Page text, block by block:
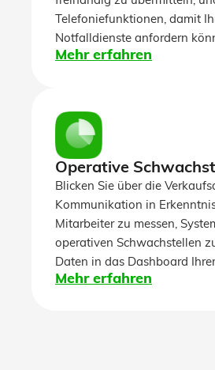
Telefoniefunktionen, damit
Notfalldienste anfordern
Mehr erfahren
Operative
Blicken Sie über die
Kommunikation in
Mitarbeiter zu messen,
operativen Schwachstellen
Daten in das Dashboard
Mehr erfahren